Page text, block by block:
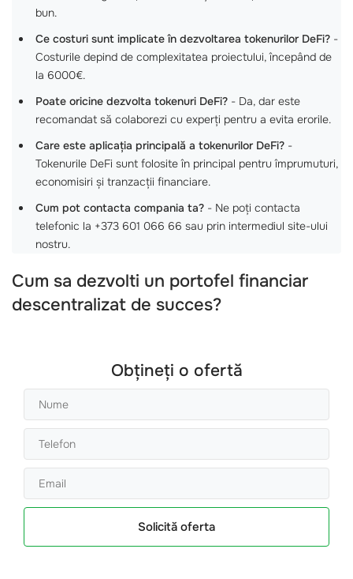
bun.
Ce costuri sunt implicate în dezvoltarea tokenurilor DeFi? -
Costurile depind de complexitatea proiectului, începând de
la 6000€.
Poate oricine dezvolta tokenuri DeFi? - Da, dar este
recomandat să colaborezi cu experți pentru a evita erorile.
Care este aplicația principală a tokenurilor DeFi? -
Tokenurile DeFi sunt folosite în principal pentru împrumuturi,
economisiri și tranzacții financiare.
Cum pot contacta compania ta? - Ne poți contacta
telefonic la +373 601 066 66 sau prin intermediul site-ului
nostru.
Cum sa dezvolti un portofel financiar
descentralizat de succes?
Obțineți o ofertă
Solicită oferta